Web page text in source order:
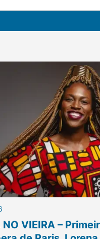
NO VIEIRA –